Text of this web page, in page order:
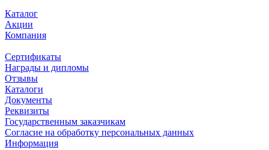
Каталог
Акции
Компания
Сертификаты
Награды и дипломы
Отзывы
Каталоги
Документы
Реквизиты
Государственным заказчикам
Согласие на обработку персональных данных
Информация